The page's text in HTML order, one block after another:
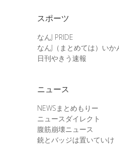
スポーツ
なんJ PRIDE
なんJ（まとめては）いか
日刊やきう速報
ニュース
NEWSまとめもりー
ニュースダイレクト
腹筋崩壊ニュース
銃とバッジは置いていけ